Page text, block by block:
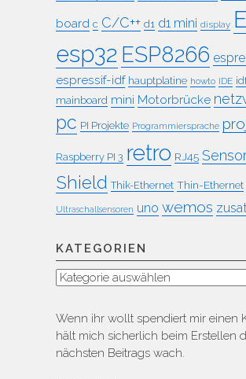
board c C/C++ d1 d1 mini display
esp32 ESP8266
espressif-idf hauptplatine howto IDE
mainboard mini Motorbrücke
pc PI Projekte Programmiersprache
Raspberry PI 3 retro RJ45
Shield Thik-Ethernet Thin-Ethernet
Ultraschallsensoren uno wemos
KATEGORIEN
Kategorien
Wenn ihr wollt spendiert mir einen
hält mich sicherlich beim Erstellen
nächsten Beitrags wach.